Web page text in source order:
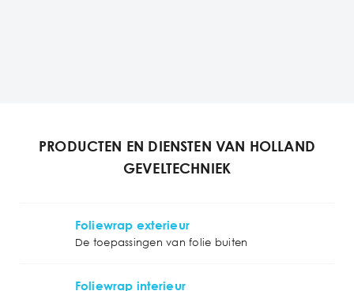
PRODUCTEN EN DIENSTEN VAN HOLLAND
GEVELTECHNIEK
Foliewrap exterieur
De toepassingen van folie buiten
Foliewrap interieur